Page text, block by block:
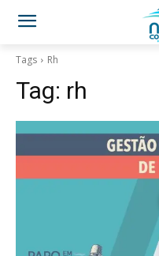
Tags Rh
Tag: rh